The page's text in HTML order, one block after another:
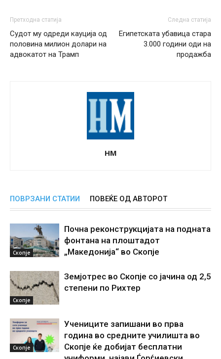
Претходна статија
Судот му одреди кауција од
половина милион долари на
адвокатот на Трамп
Следна статија
Египетската убавица стара
3.000 години оди на
продажба
НМ
ПОВРЗАНИ СТАТИИ ПОВЕЌЕ ОД АВТОРОТ
Скопје
Почна реконструкцијата на подната
фонтана на плоштадот
„Македонија“ во Скопје
Скопје
Земјотрес во Скопје со јачина од 2,5
степени по Рихтер
Скопје
Учениците запишани во прва
година во средните училишта во
Скопје ќе добијат бесплатни